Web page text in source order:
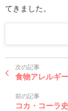
てきました。
次の記事
食物アレルギ
前の記事
コカ・コーラ